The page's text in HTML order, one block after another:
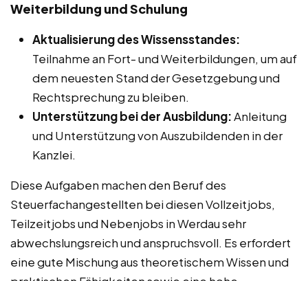
Weiterbildung und Schulung
Aktualisierung des Wissensstandes:
Teilnahme an Fort- und Weiterbildungen, um auf
dem neuesten Stand der Gesetzgebung und
Rechtsprechung zu bleiben.
Unterstützung bei der Ausbildung:Anleitung
und Unterstützung von Auszubildenden in der
Kanzlei.
Diese Aufgaben machen den Beruf des
Steuerfachangestellten bei diesen Vollzeitjobs,
Teilzeitjobs und Nebenjobs in Werdau sehr
abwechslungsreich und anspruchsvoll. Es erfordert
eine gute Mischung aus theoretischem Wissen und